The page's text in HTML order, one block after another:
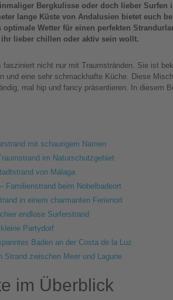
Bergkulisse oder doch lieber Surfen
lange Küste von Andalusien bietet euch
optimale Wetter für einen perfekten
lieber chillen oder aktiv sein wollt.
fasziniert nicht nur mit Traumstränden. Sie ist
und eine sehr schmackhafte Küche. Diese
mal hip und fancy präsentieren. In diesem
mit schaurigem Namen
im Naturschutzgebiet
von Málaga
Familienstrand beim Nobelbadeort
in einem charmanten Ferienort
endlose Surferstrand
Partydorf
Baden an der Costa de la Luz
Strand zwischen Meer und Lagune
im Überblick